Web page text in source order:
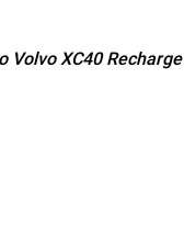
Volvo XC40 Recharge